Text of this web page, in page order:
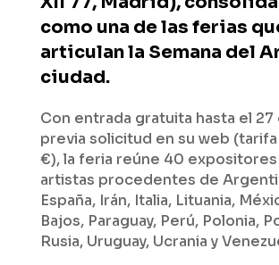
como una de las ferias
articulan la Semana del
ciudad.
Con entrada gratuita hasta el
previa solicitud en su web
€), la feria reúne 40 expositores
artistas procedentes de
España, Irán, Italia, Lituania,
Bajos, Paraguay, Perú, Polonia,
Rusia, Uruguay, Ucrania y